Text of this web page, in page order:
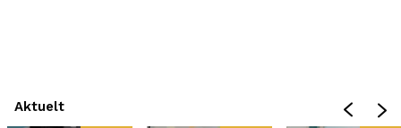
Aktuelt